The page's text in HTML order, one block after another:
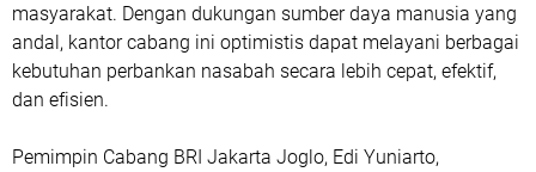
masyarakat. Dengan dukungan sumber daya manusia yang
andal, kantor cabang ini optimistis dapat melayani berbagai
kebutuhan perbankan nasabah secara lebih cepat, efektif,
dan efisien.
Pemimpin Cabang BRI Jakarta Joglo, Edi Yuniarto,